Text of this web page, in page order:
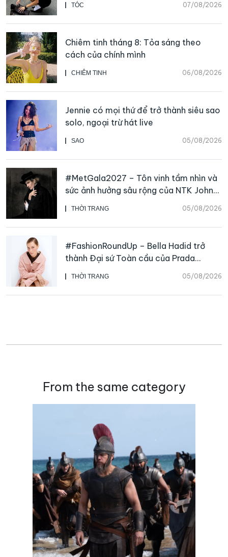
TÓC 07/08/2026
CHIÊM TINH 06/08/2026
Chiêm tinh tháng 8: Tỏa sáng theo
cách của chính mình
SAO 05/08/2026
Jennie có mọi thứ để trở thành siêu sao
solo, ngoại trừ hát live
THỜI TRANG 05/08/2026
#MetGala2027 – Tôn vinh tầm nhìn và
sức ảnh hưởng sâu rộng của NTK John
Galliano
THỜI TRANG 05/08/2026
#FashionRoundUp – Bella Hadid trở
thành Đại sứ Toàn cầu của Prada
Beauty, CHANEL mua lại Charvet
From the same category